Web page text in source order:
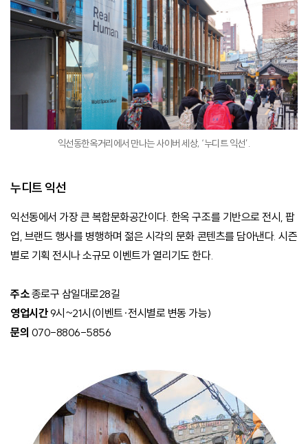
익선동한옥거리에서 만나는 사이버 세상, ‘누디트 익선’.
누디트 익선
익선동에서 가장 큰 복합문화공간이다. 한옥 구조를 기반으로 전시, 팝
업, 브랜드 행사를 병행하며 젊은 시각의 문화 콘텐츠를 담아낸다. 시즌
별로 기획 전시나 소규모 이벤트가 열리기도 한다.
주소종로구 삼일대로28길
영업시간9시~21시(이벤트·전시별로 변동 가능)
문의 070-8806-5856